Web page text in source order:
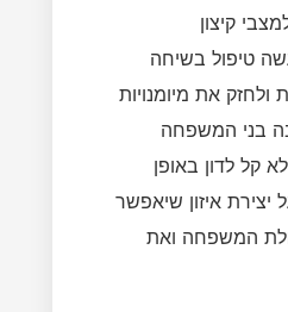
קיצון
טיפול בשיחה
את מיומנויות
בני המשפחה
קל לדון באופן
איזון שיאפשר
המשפחה ואת